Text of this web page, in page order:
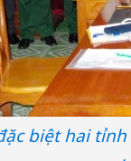
biệt hai